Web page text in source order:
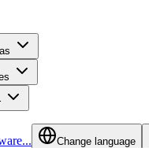
Change language